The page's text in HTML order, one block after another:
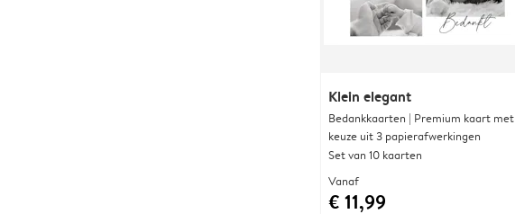
Klein elegant
Bedankkaarten | Premium kaart met
keuze uit 3 papierafwerkingen
Set van 10 kaarten
Vanaf
€ 11,99